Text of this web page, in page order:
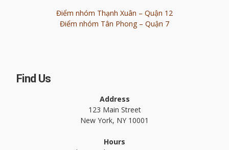
Điểm nhóm Thạnh Xuân – Quận 12
Điểm nhóm Tân Phong – Quận 7
Find Us
Address
123 Main Street
New York, NY 10001
Hours